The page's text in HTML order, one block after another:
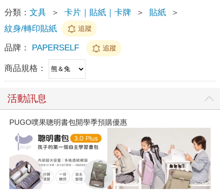
分類： 文具 ＞ 卡片｜貼紙｜卡牌 ＞ 貼紙
＞
紋身/轉印貼紙
追蹤
品牌： PAPERSELF 追蹤
商品規格：
活動訊息
PUGO噗果聰明書包開學季預購優惠